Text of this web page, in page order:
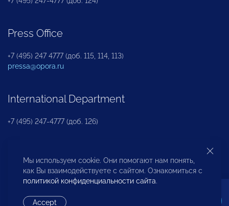
Press Office
+7 (495) 247 4777 (доб. 115, 114, 113)
pressa@opora.ru
International Department
+7 (495) 247-4777 (доб. 126)
Business and Investment Rights Protection
Department
Мы используем cookie. Они помогают нам понять,
как Вы взаимодействуете с сайтом. Ознакомиться с
политикой конфиденциальности сайта.
Accept